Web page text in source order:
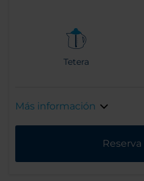
Tetera
Más información
Reserva